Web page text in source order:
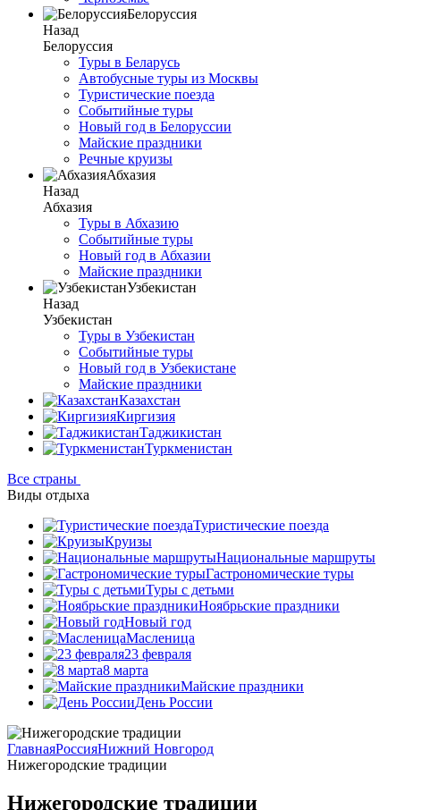
Белоруссия
Назад
Белоруссия
Туры в Беларусь
Автобусные туры из Москвы
Туристические поезда
Событийные туры
Новый год в Белоруссии
Майские праздники
Речные круизы
Абхазия
Назад
Абхазия
Туры в Абхазию
Событийные туры
Новый год в Абхазии
Майские праздники
Узбекистан
Назад
Узбекистан
Туры в Узбекистан
Событийные туры
Новый год в Узбекистане
Майские праздники
Казахстан
Киргизия
Таджикистан
Туркменистан
Все страны
Виды отдыха
Туристические поезда
Круизы
Национальные маршруты
Гастрономические туры
Туры с детьми
Ноябрьские праздники
Новый год
Масленица
23 февраля
8 марта
Майские праздники
День России
ГлавнаяРоссияНижний Новгород
Нижегородские традиции
Нижегородские традиции